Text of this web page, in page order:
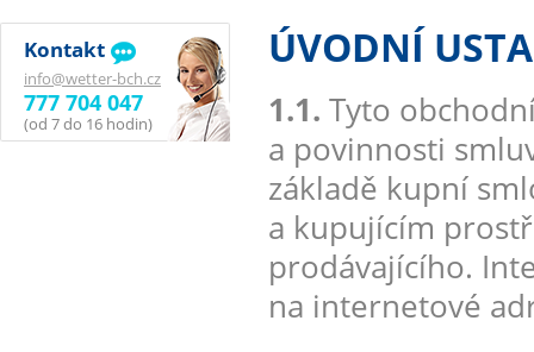
Kontakt
info@wetter-bch.cz
777 704 047
(od 7 do 16 hodin)
ÚVODNÍ
1.1. Tyto
a povinnosti
základě kupní
a kupujícím
prodávajícího.
na internetové